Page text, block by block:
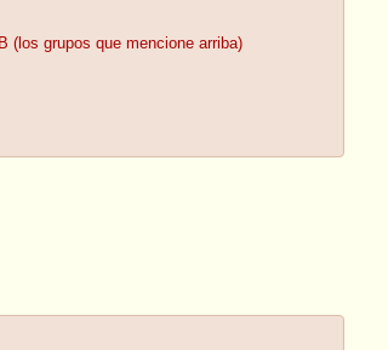
(los grupos que mencione arriba)